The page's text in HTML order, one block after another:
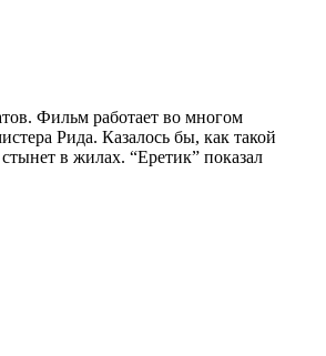
Фильм работает во многом
Рида. Казалось бы, как такой
в жилах. “Еретик” показал